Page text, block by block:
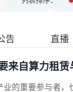
告 直播
来自算力租
业的重要参与者